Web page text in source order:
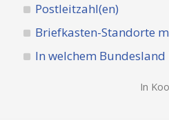
Postleitzahl(en)
Briefkasten-Standorte
In welchem
In